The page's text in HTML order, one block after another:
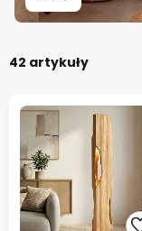
42 artykuły